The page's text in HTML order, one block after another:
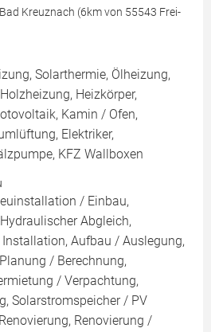
Kreuznach (6km von 55543 Frei-
Solarthermie, Ölheizung,
Heizkörper,
Kamin / Ofen,
Elektriker,
KFZ Wallboxen
/ Einbau,
Abgleich,
Aufbau / Auslegung,
/ Berechnung,
/ Verpachtung,
Solarstromspeicher / PV
Renovierung /